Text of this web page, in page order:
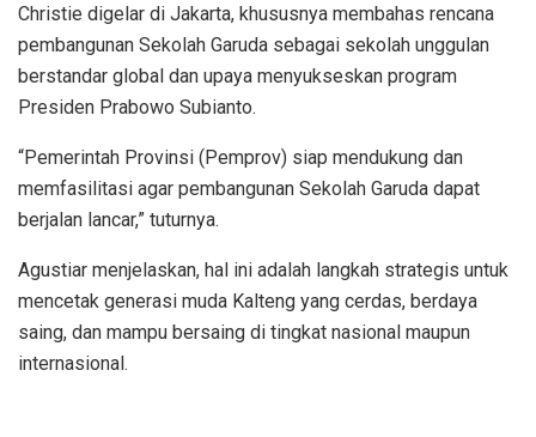
Christie digelar di Jakarta, khususnya membahas rencana
pembangunan Sekolah Garuda sebagai sekolah unggulan
berstandar global dan upaya menyukseskan program
Presiden Prabowo Subianto.
“Pemerintah Provinsi (Pemprov) siap mendukung dan
memfasilitasi agar pembangunan Sekolah Garuda dapat
berjalan lancar,” tuturnya.
Agustiar menjelaskan, hal ini adalah langkah strategis untuk
mencetak generasi muda Kalteng yang cerdas, berdaya
saing, dan mampu bersaing di tingkat nasional maupun
internasional.